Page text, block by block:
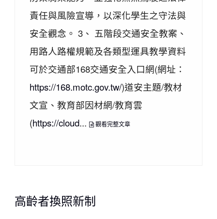
責任與風險宣導，以深化學生之守法與
安全觀念。 3、 五階段交通安全教案、
用路人路權規範及各類型運具教學資料
可於交通部168交通安全入口網(網址：
https://168.motc.gov.tw/)道安主題/教材
文宣、教育部因材網/教育雲
(https://cloud... 觀看完整文章
高齡者換照新制